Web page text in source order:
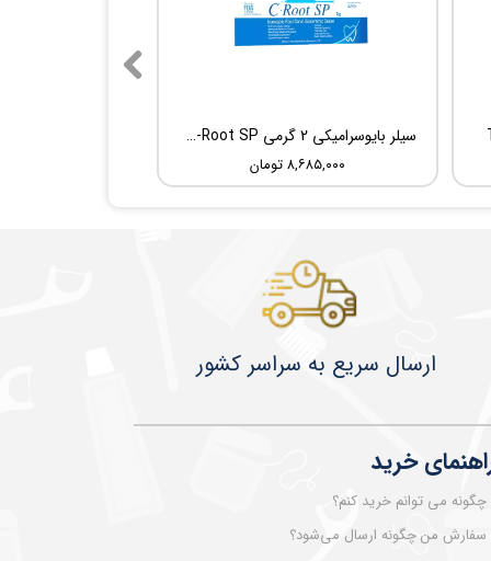
سیلر بایوسرامیکی 2 گرمی Root Dental Medical C-Root SP
۸,۶۸۵,۰۰۰ تومان
خرید
چگونه می توانم خرید کنم؟
سفارش من چگونه ارسال می‌شود؟
​​​​ارسال سریع به سراسر کشور